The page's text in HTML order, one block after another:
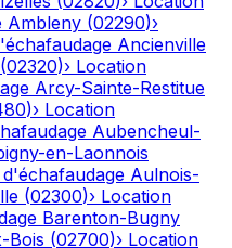
Ambleny (02290)›
Ancienville
(02320)› Location
Arcy-Sainte-Restitue
)› Location
Aubencheul-
en-Laonnois
Aulnois-
(02300)› Location
Barenton-Bugny
Bois (02700)› Location